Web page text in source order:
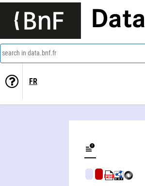
Data
search in data.bnf.fr
FR